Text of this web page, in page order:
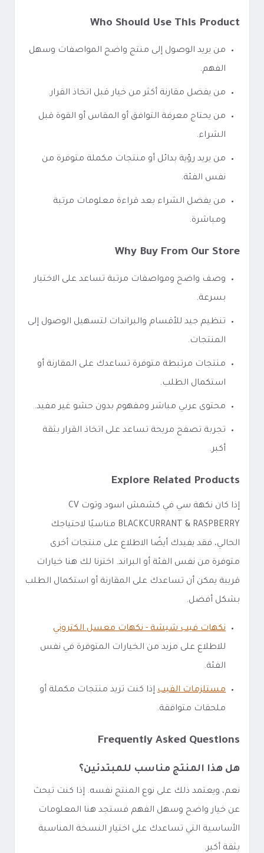
Who Should Use This Product
من يريد الوصول إلى منتج واضح المواصفات وسهل
الفهم.
من يفضل مقارنة أكثر من خيار قبل اتخاذ القرار.
من يحتاج معرفة التوافق أو المقاس أو القوة قبل
الشراء.
من يريد رؤية بدائل أو منتجات مكملة متوفرة من
نفس الفئة.
من يفضل الشراء بعد قراءة معلومات مرتبة
ومباشرة.
Why Buy From Our Store
وصف واضح ومواصفات مرتبة تساعد على الاختيار
بسرعة.
تنظيم جيد للأقسام والبراندات لتسهيل الوصول إلى
المنتجات.
منتجات مرتبطة متوفرة تساعدك على المقارنة أو
استكمال الطلب.
محتوى عربي مباشر ومفهوم بدون حشو غير مفيد.
تجربة تصفح مريحة تساعد على اتخاذ القرار بثقة
أكبر.
Explore Related Products
إذا كان نكهة سي في كشمش اسود وتوت CV
BLACKCURRANT & RASPBERRY مناسبًا لاحتياجك
الحالي، فقد يفيدك أيضًا الاطلاع على منتجات أخرى
متوفرة من نفس الفئة أو البراند. اخترنا لك هنا خيارات
قريبة يمكن أن تساعدك على المقارنة أو استكمال الطلب
بشكل أفضل.
نكهات فيب شيشة - نكهات معسل الكتروني
للاطلاع على مزيد من الخيارات المتوفرة في نفس
الفئة.
مستلزمات الفيب إذا كنت تريد منتجات مكملة أو
ملحقات متوافقة.
Frequently Asked Questions
هل هذا المنتج مناسب للمبتدئين؟
نعم، ويعتمد ذلك على نوع المنتج نفسه. إذا كنت تبحث
عن خيار واضح وسهل الفهم فستجد هنا المعلومات
الأساسية التي تساعدك على اختيار النسخة المناسبة
بثقة أكبر.